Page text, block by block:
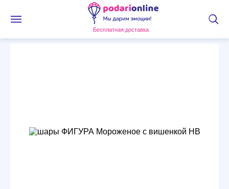
Бесплатная доставка